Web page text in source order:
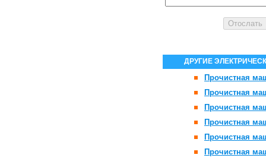
ДРУГИЕ
Прочистная
Прочистная
Прочистная
Прочистная
Прочистная
Прочистная